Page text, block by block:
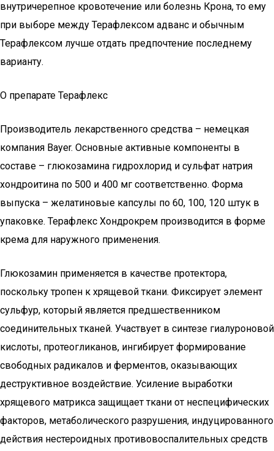
внутричерепное кровотечение или болезнь Крона, то ему
при выборе между Терафлексом адванс и обычным
Терафлексом лучше отдать предпочтение последнему
варианту.
О препарате Терафлекс
Производитель лекарственного средства – немецкая
компания Bayer. Основные активные компоненты в
составе – глюкозамина гидрохлорид и сульфат натрия
хондроитина по 500 и 400 мг соответственно. Форма
выпуска – желатиновые капсулы по 60, 100, 120 штук в
упаковке. Терафлекс Хондрокрем производится в форме
крема для наружного применения.
Глюкозамин применяется в качестве протектора,
поскольку тропен к хрящевой ткани. Фиксирует элемент
сульфур, который является предшественником
соединительных тканей. Участвует в синтезе гиалуроновой
кислоты, протеогликанов, ингибирует формирование
свободных радикалов и ферментов, оказывающих
деструктивное воздействие. Усиление выработки
хрящевого матрикса защищает ткани от неспецифических
факторов, метаболического разрушения, индуцированного
действия нестероидных противовоспалительных средств